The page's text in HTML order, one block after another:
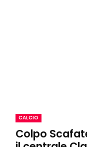
CALCIO
Colpo